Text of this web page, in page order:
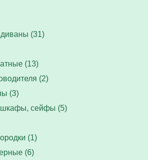
(31)
(13)
(2)
(3)
шкафы, сейфы (5)
(1)
(6)